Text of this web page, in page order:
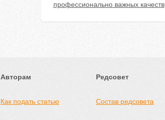
профессионально важных качеств,
Авторам
Как подать статью
Редсовет
Состав редсовета